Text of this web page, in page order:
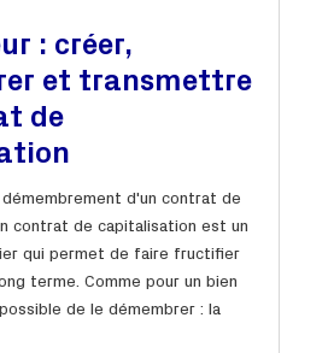
: créer,
et transmettre
de
d'un contrat de
contrat de capitalisation est un
qui permet de faire fructifier
terme. Comme pour un bien
de le démembrer : la